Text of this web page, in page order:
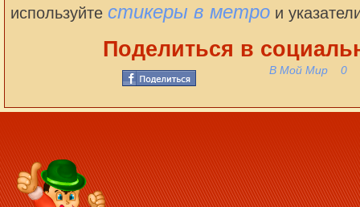
используйте стикеры в метро и
Поделиться в
В Мой Мир 0